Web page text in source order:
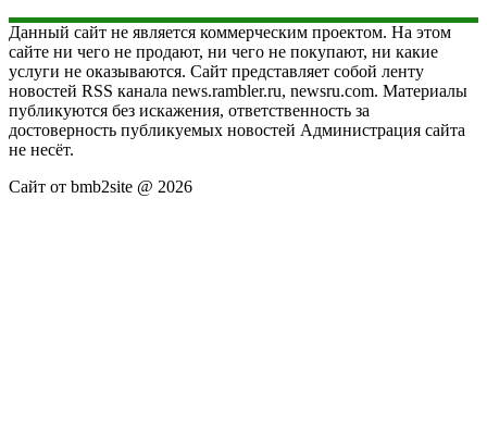
Данный сайт не является коммерческим проектом. На этом
сайте ни чего не продают, ни чего не покупают, ни какие
услуги не оказываются. Сайт представляет собой ленту
новостей RSS канала news.rambler.ru, newsru.com. Материалы
публикуются без искажения, ответственность за
достоверность публикуемых новостей Администрация сайта
не несёт.
Сайт от bmb2site @ 2026